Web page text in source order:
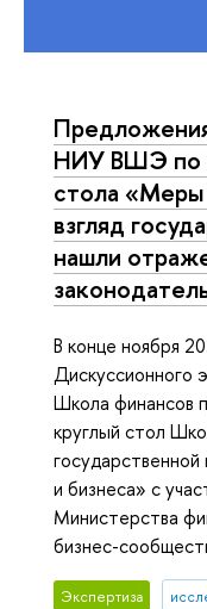
НИУ ВШЭ по
стола
взгляд
нашли
В конце ноября
Школа финансов
круглый стол
государственной
и бизнеса» с
Министерства
бизнес-
Экспертиза